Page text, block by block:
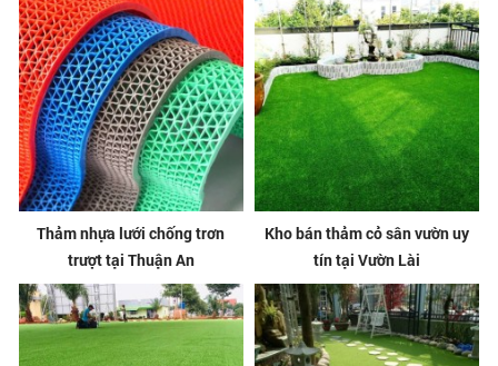
Thảm nhựa lưới chống trơn
trượt tại Thuận An
Kho bán thảm cỏ sân vườn uy
tín tại Vườn Lài